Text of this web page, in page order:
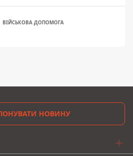
ВІЙСЬКОВА ДОПОМОГА
НОВИНУ